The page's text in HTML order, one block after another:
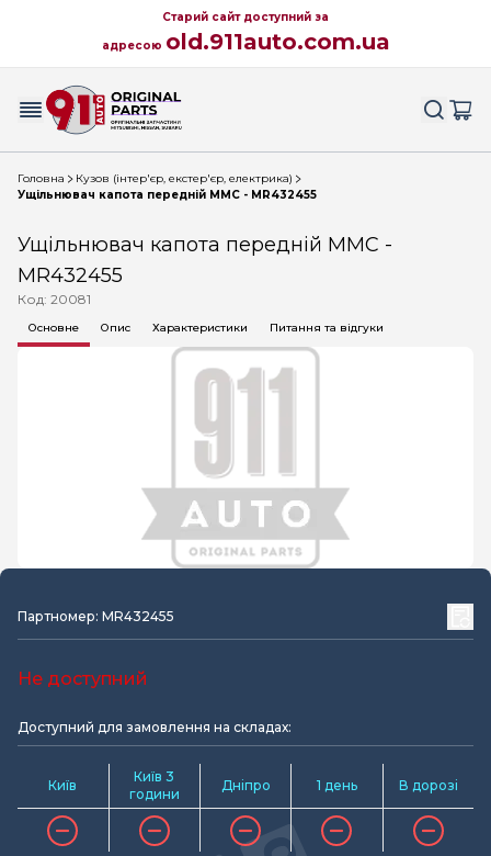
Старий сайт доступний за
адресою old.911auto.com.ua
Головна
Кузов (інтер'єр, екстер'єр, електрика)
Ущільнювач капота передній MMC - MR432455
Ущільнювач капота передній MMC -
MR432455
Код: 20081
Основне Опис Характеристики Питання та відгуки
Партномер: MR432455
Не доступний
Доступний для замовлення на складах:
Київ
Київ 3
години
Дніпро 1 день В дорозі